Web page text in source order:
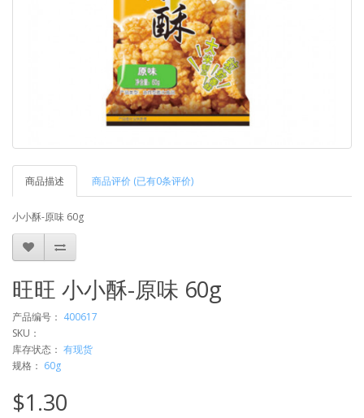
商品描述 商品评价 (已有0条评价)
小小酥-原味 60g
旺旺 小小酥-原味 60g
产品编号： 400617
SKU：
库存状态： 有现货
规格： 60g
$1.30